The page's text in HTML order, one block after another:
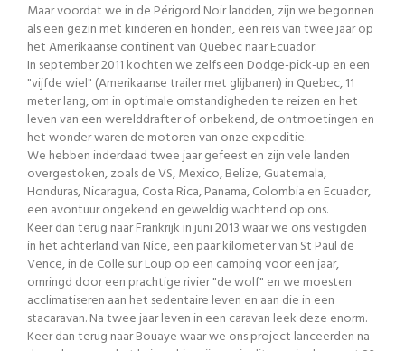
Maar voordat we in de Périgord Noir landden, zijn we begonnen
als een gezin met kinderen en honden, een reis van twee jaar op
het Amerikaanse continent van Quebec naar Ecuador.
In september 2011 kochten we zelfs een Dodge-pick-up en een
"vijfde wiel" (Amerikaanse trailer met glijbanen) in Quebec, 11
meter lang, om in optimale omstandigheden te reizen en het
leven van een werelddrafter of onbekend, de ontmoetingen en
het wonder waren de motoren van onze expeditie.
We hebben inderdaad twee jaar gefeest en zijn vele landen
overgestoken, zoals de VS, Mexico, Belize, Guatemala,
Honduras, Nicaragua, Costa Rica, Panama, Colombia en Ecuador,
een avontuur ongekend en geweldig wachtend op ons.
Keer dan terug naar Frankrijk in juni 2013 waar we ons vestigden
in het achterland van Nice, een paar kilometer van St Paul de
Vence, in de Colle sur Loup op een camping voor een jaar,
omringd door een prachtige rivier "de wolf" en we moesten
acclimatiseren aan het sedentaire leven en aan die in een
stacaravan. Na twee jaar leven in een caravan leek deze enorm.
Keer dan terug naar Bouaye waar we ons project lanceerden na